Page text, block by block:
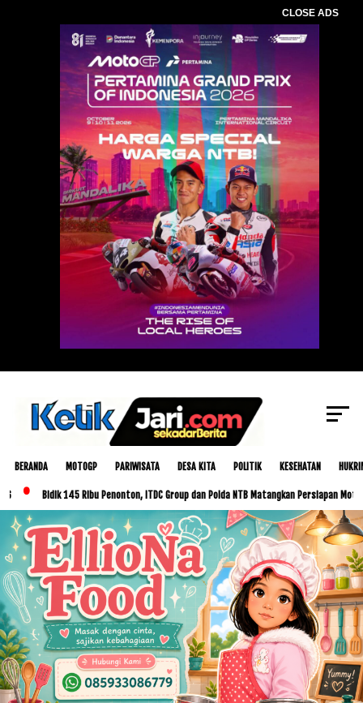
CLOSE ADS
BERANDA MOTOGP PARIWISATA DESA KITA POLITIK KESEHATAN
Bidik 145 Ribu Penonton, ITDC Group dan Polda NTB Matangkan Persiapan MotoGP